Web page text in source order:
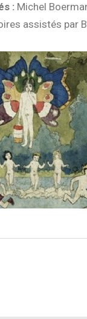
: Michel
assistés par